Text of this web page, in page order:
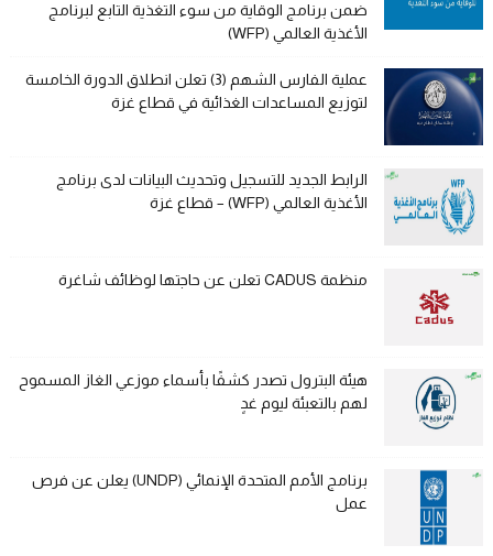
ضمن برنامج الوقاية من سوء التغذية التابع لبرنامج
الأغذية العالمي (WFP)
عملية الفارس الشهم (3) تعلن انطلاق الدورة الخامسة
لتوزيع المساعدات الغذائية في قطاع غزة
الرابط الجديد للتسجيل وتحديث البيانات لدى برنامج
الأغذية العالمي (WFP) – قطاع غزة
منظمة CADUS تعلن عن حاجتها لوظائف شاغرة
هيئة البترول تصدر كشفًا بأسماء موزعي الغاز المسموح
لهم بالتعبئة ليوم غدٍ
برنامج الأمم المتحدة الإنمائي (UNDP) يعلن عن فرص
عمل